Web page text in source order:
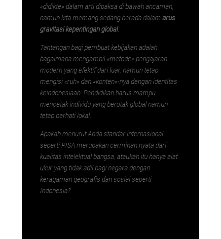
«didikte» dalam arti dipaksa di bawah ancaman,
namun kita memang sedang berada dalam arus
gravitasi kepentingan global.
Tantangan bagi pembuat kebijakan adalah
bagaimana mengambil «metode» pengajaran
modern yang efektif dari luar, namun tetap
mengisi «ruh» dan «konten»-nya dengan identitas
keindonesiaan. Pendidikan harus mampu
mencetak individu yang berotak global namun
tetap berhati lokal.
Apakah menurut Anda standar internasional
seperti PISA merupakan cerminan nyata dari
kualitas intelektual bangsa, ataukah itu hanya alat
ukur yang tidak adil bagi negara dengan
keragaman geografis dan sosial seperti
Indonesia?